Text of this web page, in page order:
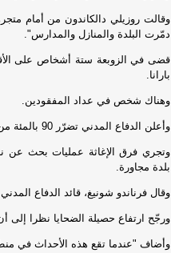
وقالت روزيلي دالكاندون من أمام
دمّرت البلدة والمنازل والمدارس".
بارانا.
وهناك شخص في عداد المفقودين.
وأعلن الدفاع المدني تضرّر 90 بالمئة من البلدة من جراء الزوبعة.
وتجري فرق الإغاثة عمليات بحث عن
بلدة مجاورة.
وقال فرناندو شونيغ، قائد الدفاع المدني في بارانا
ورجّح ارتفاع حصيلة الضحايا نظرا إلى
وأضاف "عندما تقع هذه الأحداث في